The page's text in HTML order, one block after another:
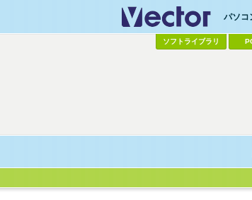
パソコ
ソフトライブラリ